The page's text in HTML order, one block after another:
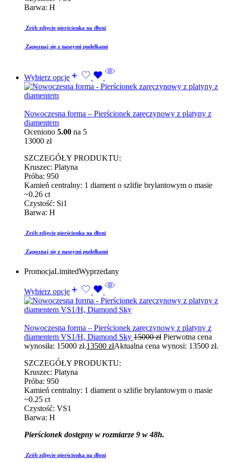
Barwa: H
Zrób zdjęcie pierścionka na dłoni
Zapoznaj się z naszymi pudełkami
Wybierz opcje
Nowoczesna forma – Pierścionek zaręczynowy z platyny z
diamentem
Oceniono 5.00 na 5
13000 zł
SZCZEGÓŁY PRODUKTU:
Kruszec: Platyna
Próba: 950
Kamień centralny: 1 diament o szlifie brylantowym o masie
~0.26 ct
Czystość: Si1
Barwa: H
Zrób zdjęcie pierścionka na dłoni
Zapoznaj się z naszymi pudełkami
PromocjaLimitedWyprzedany
Wybierz opcje
Nowoczesna forma – Pierścionek zaręczynowy z platyny z
diamentem VS1/H, Diamond Sky 15000zł Pierwotna cena
wynosiła: 15000 zł.13500 złAktualna cena wynosi: 13500 zł.
SZCZEGÓŁY PRODUKTU:
Kruszec: Platyna
Próba: 950
Kamień centralny: 1 diament o szlifie brylantowym o masie
~0.25 ct
Czystość: VS1
Barwa: H
Pierścionek dostępny w rozmiarze 9 w 48h.
Zrób zdjęcie pierścionka na dłoni